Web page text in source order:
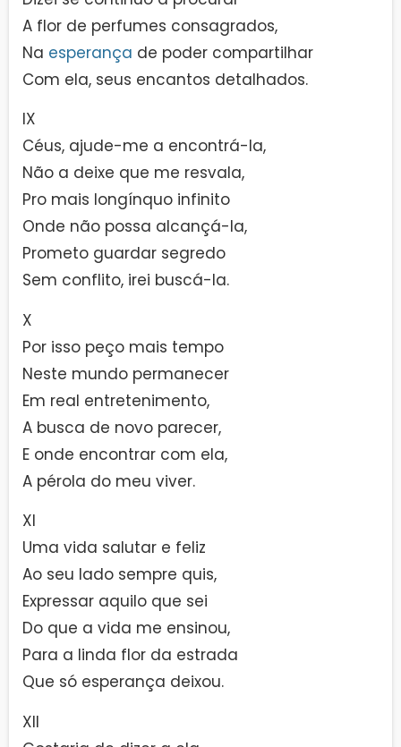
A flor de perfumes consagrados,
Na esperança de poder compartilhar
Com ela, seus encantos detalhados.
IX
Céus, ajude-me a encontrá-la,
Não a deixe que me resvala,
Pro mais longínquo infinito
Onde não possa alcançá-la,
Prometo guardar segredo
Sem conflito, irei buscá-la.
X
Por isso peço mais tempo
Neste mundo permanecer
Em real entretenimento,
A busca de novo parecer,
E onde encontrar com ela,
A pérola do meu viver.
XI
Uma vida salutar e feliz
Ao seu lado sempre quis,
Expressar aquilo que sei
Do que a vida me ensinou,
Para a linda flor da estrada
Que só esperança deixou.
XII